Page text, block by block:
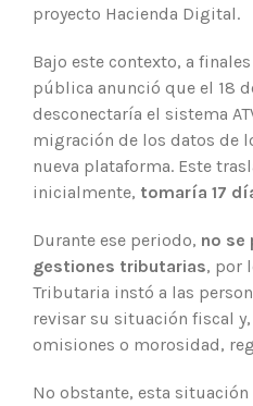
proyecto Hacienda Digital.
Bajo este contexto, a
pública anunció que el 18
desconectaría el sistema
migración de los datos de
nueva plataforma. Este
inicialmente, tomaría 17
Durante ese periodo, no se
gestiones tributarias, por
Tributaria instó a las
revisar su situación fiscal
omisiones o morosidad,
No obstante, esta